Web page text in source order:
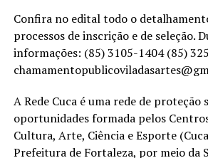
Confira no edital todo o
processos de inscrição e de seleção.
informações: (85) 3105-1404 (85)
A Rede Cuca é uma rede de proteção
oportunidades formada pelos
Cultura, Arte, Ciência e Esporte
Prefeitura de Fortaleza, por meio da